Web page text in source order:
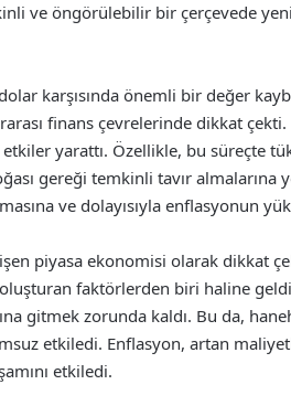
ve öngörülebilir bir çerçevede
dolar karşısında önemli bir değer
finans çevrelerinde dikkat çekti.
yarattı. Özellikle, bu süreçte
gereği temkinli tavır almalarına
ve dolayısıyla enflasyonun
piyasa ekonomisi olarak dikkat
faktörlerden biri haline
gitmek zorunda kaldı. Bu da,
etkiledi. Enflasyon, artan
etkiledi.